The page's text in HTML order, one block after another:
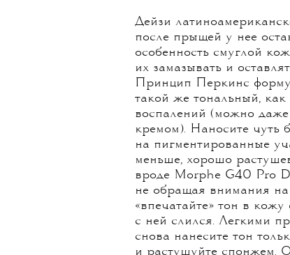
Дейзи
после прыщей у нее
особенность смуглой
их замазывать и
Принцип Перкинс
такой же тональный,
воспалений (можно
кремом). Наносите чуть
на пигментированные
меньше, хорошо
вроде Morphe G40 Pro
не обращая внимания
«впечатайте» тон в
с ней слился. Легкими
снова нанесите тон
и растушуйте спонжем.